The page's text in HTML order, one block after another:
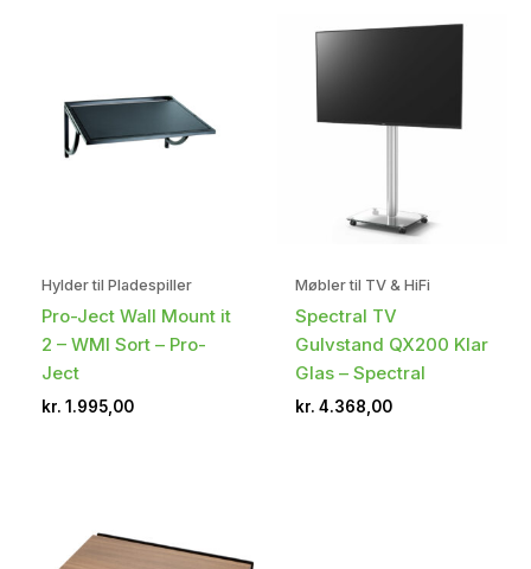
Hylder til Pladespiller
Pro-Ject Wall Mount it
2 – WMI Sort – Pro-
Ject
kr. 1.995,00
Møbler til TV & HiFi
Spectral TV
Gulvstand QX200 Klar
Glas – Spectral
kr. 4.368,00